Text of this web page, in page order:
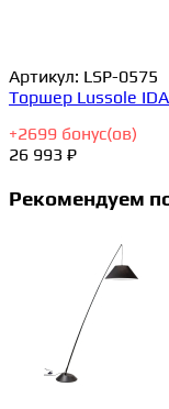
Артикул: LSP-0575
Торшер Lussole
+2699 бонус(ов)
26 993 ₽
Рекомендуем